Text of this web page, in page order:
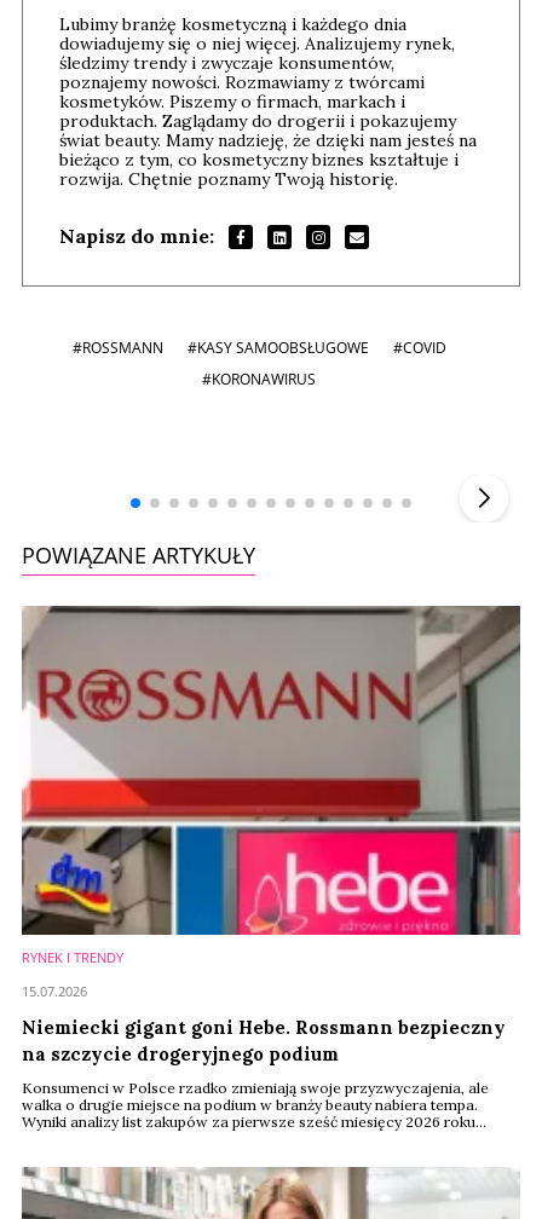
Lubimy branżę kosmetyczną i każdego dnia
dowiadujemy się o niej więcej. Analizujemy rynek,
śledzimy trendy i zwyczaje konsumentów,
poznajemy nowości. Rozmawiamy z twórcami
kosmetyków. Piszemy o firmach, markach i
produktach. Zaglądamy do drogerii i pokazujemy
świat beauty. Mamy nadzieję, że dzięki nam jesteś na
bieżąco z tym, co kosmetyczny biznes kształtuje i
rozwija. Chętnie poznamy Twoją historię.
Napisz do mnie:
#ROSSMANN #KASY SAMOOBSŁUGOWE
#COVID
#KORONAWIRUS
POWIĄZANE ARTYKUŁY
RYNEK I TRENDY
Niemiecki gigant goni Hebe. Rossmann bezpieczny
na szczycie drogeryjnego podium
Konsumenci w Polsce rzadko zmieniają swoje przyzwyczajenia, ale
walka o drugie miejsce na podium w branży beauty nabiera tempa.
Wyniki analizy list zakupów za pierwsze sześć miesięcy 2026 roku
obecnie za plecami lidera.
15.07.2026